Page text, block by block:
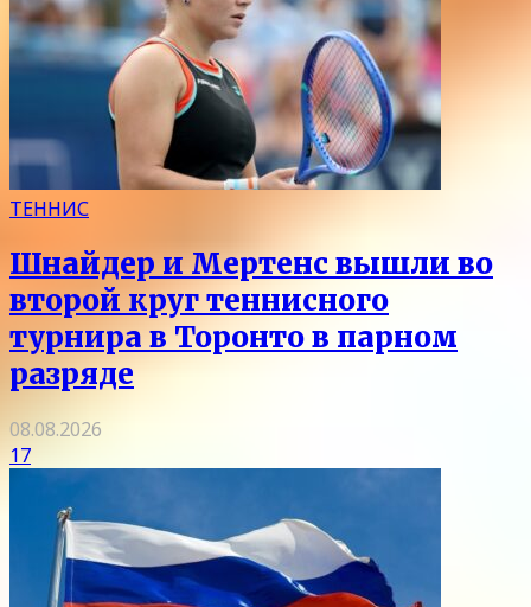
ТЕННИС
Шнайдер и Мертенс вышли во
второй круг теннисного
турнира в Торонто в парном
разряде
08.08.2026
17